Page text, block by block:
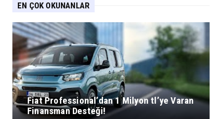
EN ÇOK OKUNANLAR
Fiat Professional’dan 1 Milyon tl’ye Varan
Finansman Desteği!